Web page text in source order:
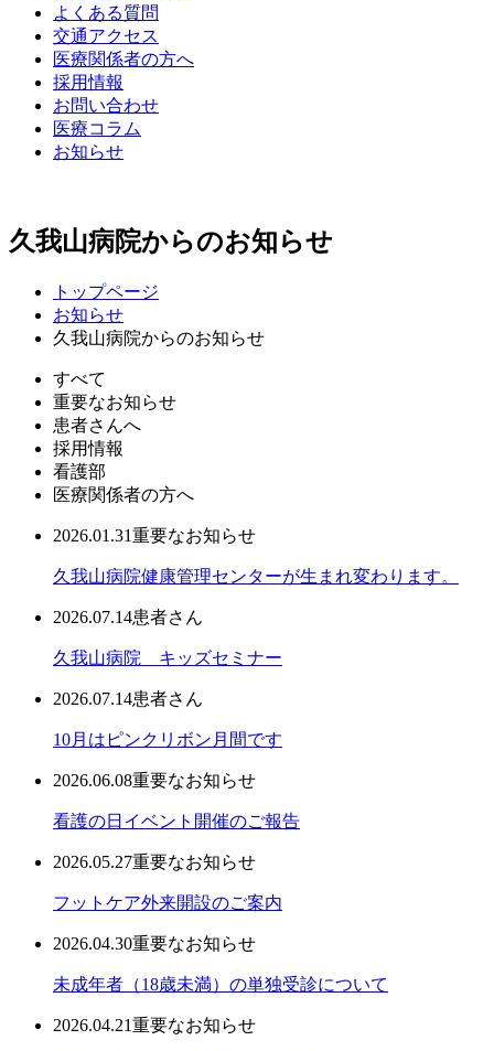
よくある質問
交通アクセス
医療関係者の方へ
採用情報
お問い合わせ
医療コラム
お知らせ
久我山病院からのお知らせ
トップページ
お知らせ
久我山病院からのお知らせ
すべて
重要なお知らせ
患者さんへ
採用情報
看護部
医療関係者の方へ
2026.01.31重要なお知らせ
久我山病院健康管理センターが生まれ変わります。
2026.07.14患者さん
久我山病院 キッズセミナー
2026.07.14患者さん
10月はピンクリボン月間です
2026.06.08重要なお知らせ
看護の日イベント開催のご報告
2026.05.27重要なお知らせ
フットケア外来開設のご案内
2026.04.30重要なお知らせ
未成年者（18歳未満）の単独受診について
2026.04.21重要なお知らせ